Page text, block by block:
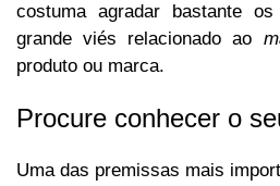
costuma agradar bastante
grande viés relacionado ao
produto ou marca.
Procure conhecer o
Uma das premissas mais